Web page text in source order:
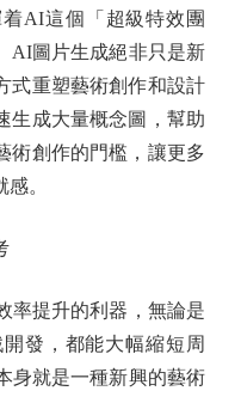
AI這個「超級特效團
AI圖片生成絕非只是新
式重塑藝術創作和設計
生成大量概念圖，幫助
術創作的門檻，讓更多
。
提升的利器，無論是
發，都能大幅縮短周
身就是一種新興的藝術